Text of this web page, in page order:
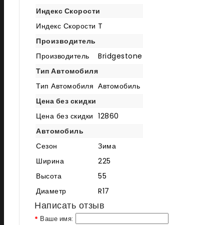
Индекс Скорости
Индекс Скорости T
Производитель
Производитель
Bridgestone
Тип Автомобиля
Тип Автомобиля Автомобиль
Цена без скидки
Цена без скидки 12860
Автомобиль
Сезон
Зима
Ширина
225
Высота
55
Диаметр
R17
Написать отзыв
Ваше имя: